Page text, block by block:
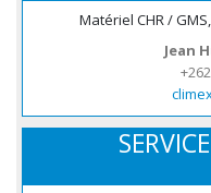
Matériel CHR /
Jean